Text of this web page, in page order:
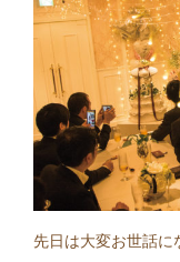
先日は大変お世話に